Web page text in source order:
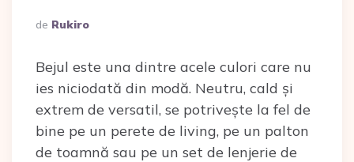
Scris
De Rukiro
Bejul este una dintre acele culori care nu
ies niciodată din modă. Neutru, cald și
extrem de versatil, se potrivește la fel de
bine pe un perete de living, pe un palton
de toamnă sau pe un set de lenjerie de